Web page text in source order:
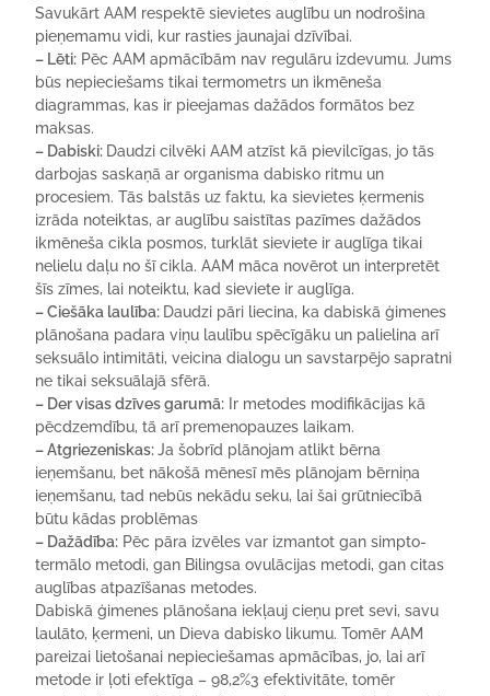
Savukārt AAM respektē sievietes auglību un nodrošina
pieņemamu vidi, kur rasties jaunajai dzīvībai.
– Lēti: Pēc AAM apmācībām nav regulāru izdevumu. Jums
būs nepieciešams tikai termometrs un ikmēneša
diagrammas, kas ir pieejamas dažādos formātos bez
maksas.
– Dabiski: Daudzi cilvēki AAM atzīst kā pievilcīgas, jo tās
darbojas saskaņā ar organisma dabisko ritmu un
procesiem. Tās balstās uz faktu, ka sievietes ķermenis
izrāda noteiktas, ar auglību saistītas pazīmes dažādos
ikmēneša cikla posmos, turklāt sieviete ir auglīga tikai
nelielu daļu no šī cikla. AAM māca novērot un interpretēt
šīs zīmes, lai noteiktu, kad sieviete ir auglīga.
– Ciešāka laulība: Daudzi pāri liecina, ka dabiskā ģimenes
plānošana padara viņu laulību spēcīgāku un palielina arī
seksuālo intimitāti, veicina dialogu un savstarpējo sapratni
ne tikai seksuālajā sfērā.
– Der visas dzīves garumā: Ir metodes modifikācijas kā
pēcdzemdību, tā arī premenopauzes laikam.
– Atgriezeniskas:Ja šobrīd plānojam atlikt bērna
ieņemšanu, bet nākošā mēnesī mēs plānojam bērniņa
ieņemšanu, tad nebūs nekādu seku, lai šai grūtniecībā
būtu kādas problēmas
– Dažādība: Pēc pāra izvēles var izmantot gan simpto-
termālo metodi, gan Bilingsa ovulācijas metodi, gan citas
auglības atpazīšanas metodes.
Dabiskā ģimenes plānošana iekļauj cieņu pret sevi, savu
laulāto, ķermeni, un Dieva dabisko likumu. Tomēr AAM
pareizai lietošanai nepieciešamas apmācības, jo, lai arī
metode ir ļoti efektīga – 98,2%3 efektivitāte, tomēr